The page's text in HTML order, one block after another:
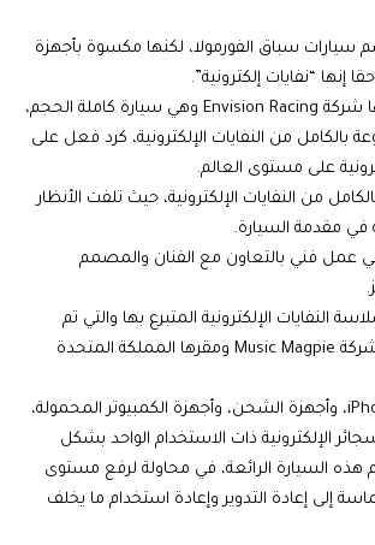
سباق الفورمولا، لكنها مكسوة بأجهزة
إنها “نفايات إلكترونية”.
هذه السيارة عرضتها شركة Envision Racing وهي سيارة كاملة الحجم،
بالكامل من النفايات الإلكترونية، كرد فعل على
على مستوى العالم.
من النفايات الإلكترونية، حيث تلفت الأنظار
في مقدمة السيارة.
عمل فني بالتعاون مع الفنان والمصمم
النفايات الإلكترونية المتبرع بها والتي تم
الحصول عليها من شركة Music Magpie ومقرها المملكة المتحدة
وتتراقص أجهزة iPhone، وأجهزة الشحن، وأجهزة الكمبيوتر المحمولة،
الإلكترونية ذات الاستخدام الواحد بشكل
السيارة الرائعة، في محاولة لرفع مستوى
إلى إعادة التدوير وإعادة استخدام ما يخلف